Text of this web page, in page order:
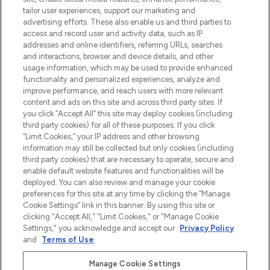
make-up van meer dan 200 topmerken.
Shop online of via de app, met gratis
verzending vanaf €40.
Cookie-toestemming
Do Not Sell or Share My Personal
Information
HELP & INFORMATIE
BEDRIJFSINFORMATIE
OVER LOOKFANTASTIC
Betaal veilig met
tailor user experiences, support our marketing and
advertising efforts. These also enable us and third parties to
access and record user and activity data, such as IP
addresses and online identifiers, referring URLs, searches
and interactions, browser and device details, and other
usage information, which may be used to provide enhanced
functionality and personalized experiences, analyze and
improve performance, and reach users with more relevant
content and ads on this site and across third party sites. If
you click “Accept All” this site may deploy cookies (including
third party cookies) for all of these purposes. If you click
“Limit Cookies,” your IP address and other browsing
information may still be collected but only cookies (including
third party cookies) that are necessary to operate, secure and
enable default website features and functionalities will be
deployed. You can also review and manage your cookie
preferences for this site at any time by clicking the “Manage
Cookie Settings” link in this banner. By using this site or
clicking "Accept All," "Limit Cookies," or "Manage Cookie
Settings," you acknowledge and accept our Privacy Policy
and
Terms of Use.
Manage Cookie Settings